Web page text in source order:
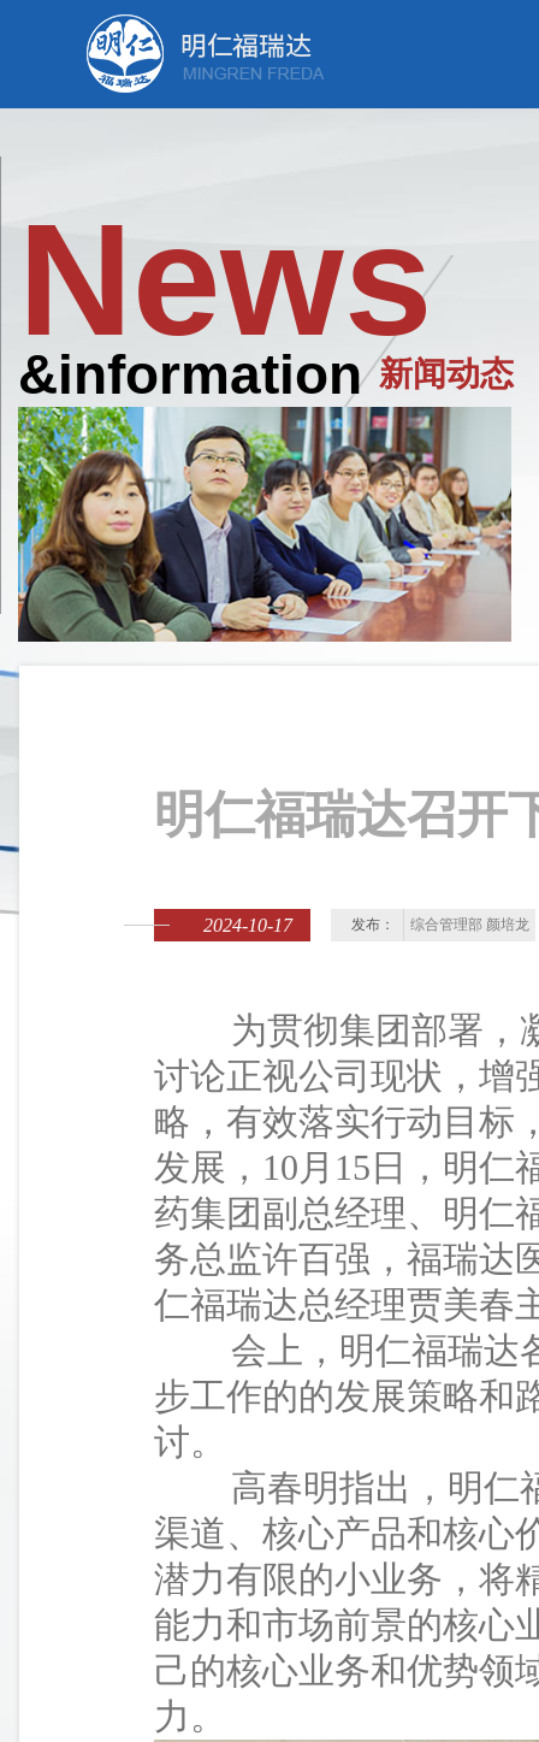
News
&information 新闻动态
明仁福瑞达召开
2024-10-17 发布： 综合管理部 颜培龙
为贯彻集团部署，凝
讨论正视公司现状，增
略，有效落实行动目标
发展，10月15日，明仁
药集团副总经理、明仁
务总监许百强，福瑞达
仁福瑞达总经理贾美春
会上，明仁福瑞达各
步工作的的发展策略和
讨。
高春明指出，明仁福
渠道、核心产品和核心
潜力有限的小业务，将
能力和市场前景的核心
己的核心业务和优势领
力。